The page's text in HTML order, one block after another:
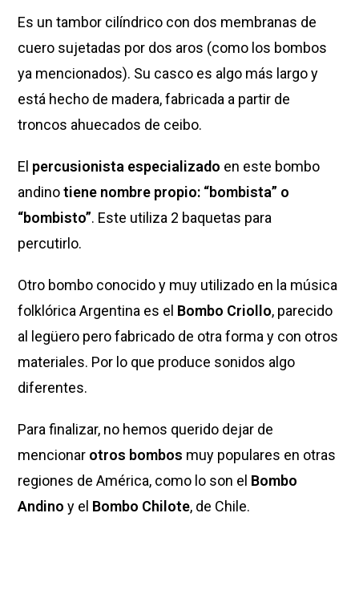
Es un tambor cilíndrico con dos membranas de
cuero sujetadas por dos aros (como los bombos
ya mencionados). Su casco es algo más largo y
está hecho de madera, fabricada a partir de
troncos ahuecados de ceibo.
El percusionista especializado en este bombo
andinotiene nombre propio: “bombista” o
“bombisto”. Este utiliza 2 baquetas para
percutirlo.
Otro bombo conocido y muy utilizado en la música
folklórica Argentina es el Bombo Criollo, parecido
al legüero pero fabricado de otra forma y con otros
materiales. Por lo que produce sonidos algo
diferentes.
Para finalizar, no hemos querido dejar de
mencionar otros bombos muy populares en otras
regiones de América, como lo son el Bombo
Andino y el Bombo Chilote, de Chile.